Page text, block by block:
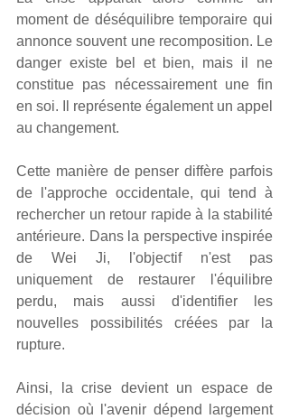
moment de déséquilibre temporaire qui
annonce souvent une recomposition. Le
danger existe bel et bien, mais il ne
constitue pas nécessairement une fin
en soi. Il représente également un appel
au changement.
Cette manière de penser diffère parfois
de l'approche occidentale, qui tend à
rechercher un retour rapide à la stabilité
antérieure. Dans la perspective inspirée
de Wei Ji, l'objectif n'est pas
uniquement de restaurer l'équilibre
perdu, mais aussi d'identifier les
nouvelles possibilités créées par la
rupture.
Ainsi, la crise devient un espace de
décision où l'avenir dépend largement